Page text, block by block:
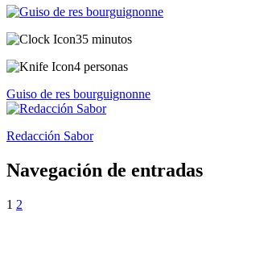
35 minutos
4 personas
Guiso de res bourguignonne
Redacción Sabor
Navegación de entradas
1 2